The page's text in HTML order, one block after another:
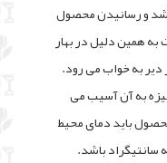
و رسانیدن محصول
همین دلیل در بهار
دیر به خواب می رود.
به آن آسیب می
باید دمای محیط
از برداشت 27 تا 32 درجه سانتیگراد باشد.